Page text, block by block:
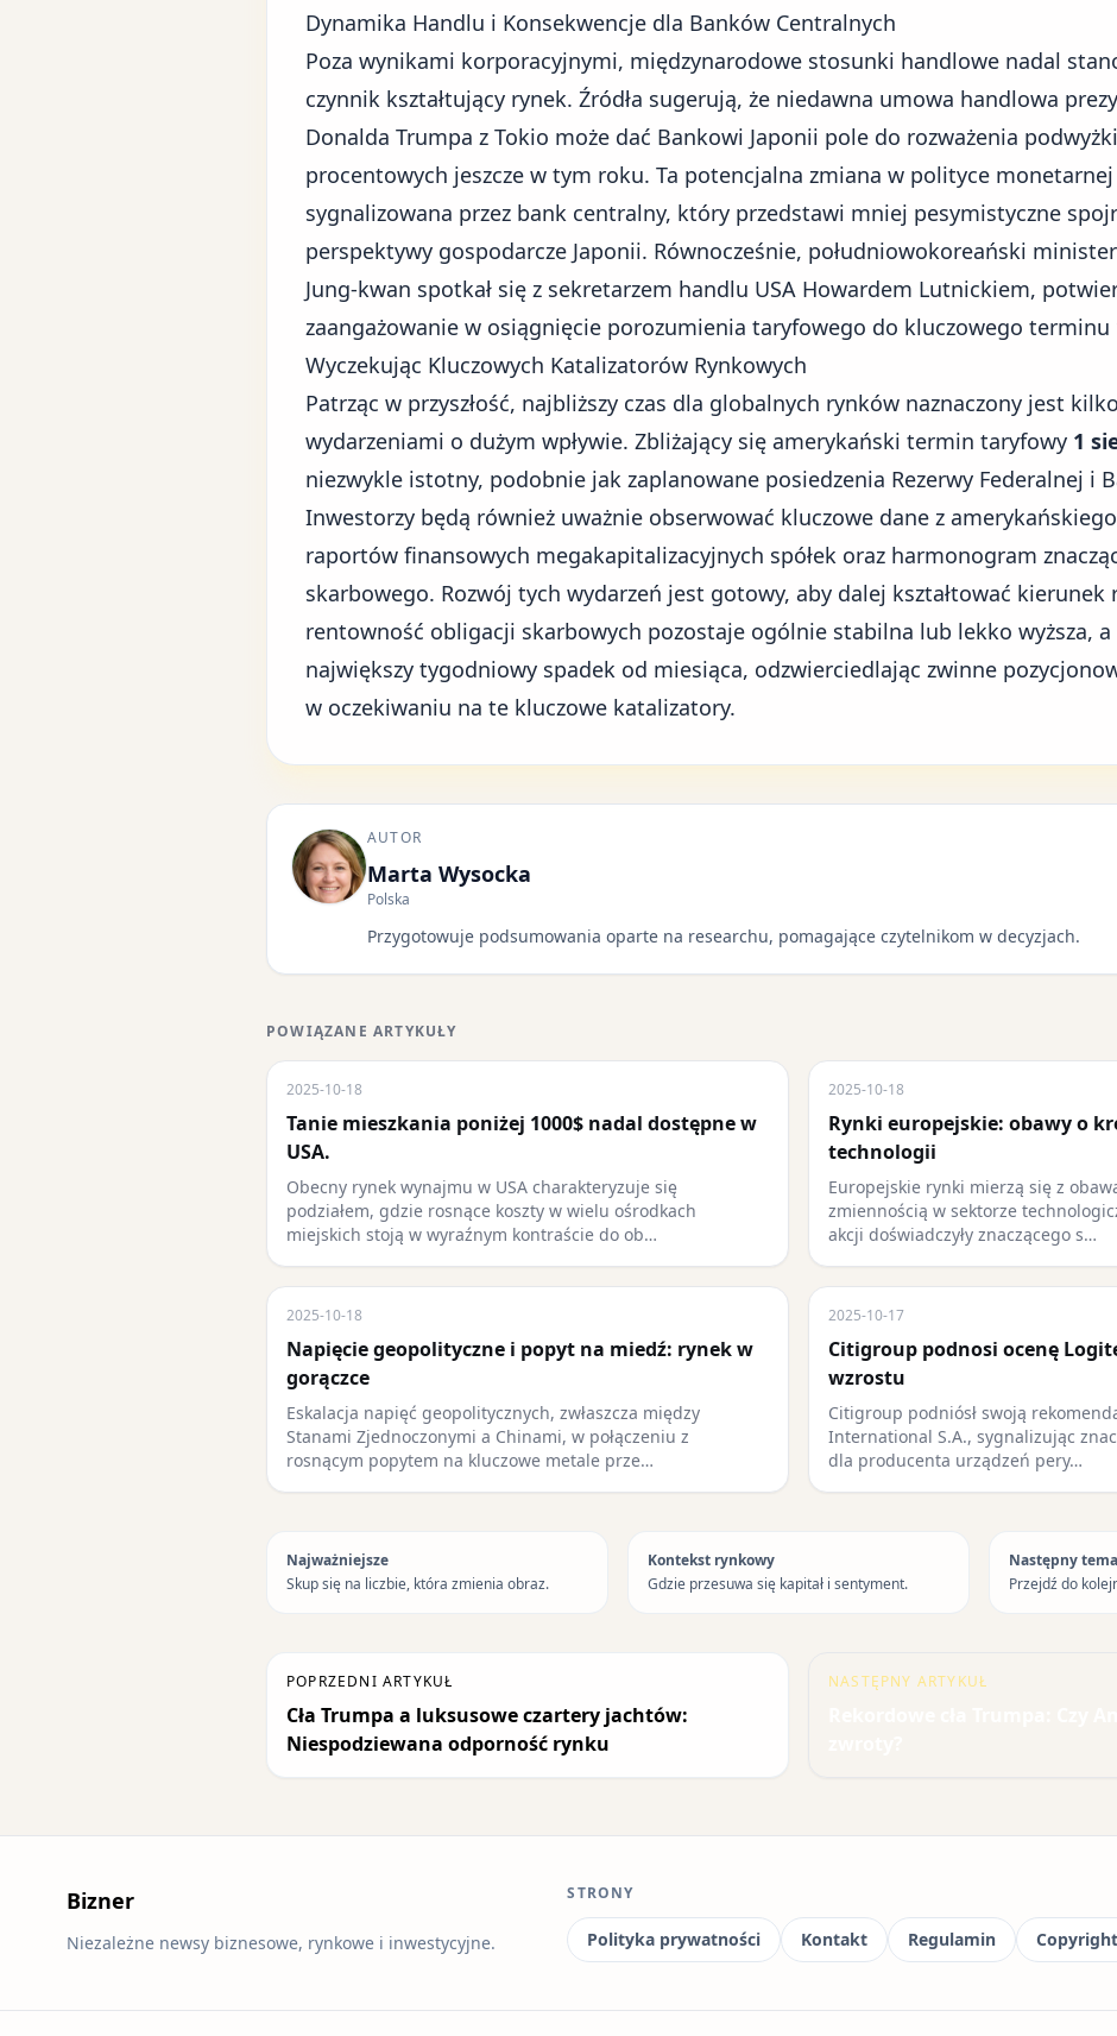
Dynamika Handlu i Konsekwencje dla Banków Centralnych
Poza wynikami korporacyjnymi, międzynarodowe stosunki handlowe nadal
czynnik kształtujący rynek. Źródła sugerują, że niedawna umowa handlowa
Donalda Trumpa z Tokio może dać Bankowi Japonii pole do rozważenia
procentowych jeszcze w tym roku. Ta potencjalna zmiana w polityce
sygnalizowana przez bank centralny, który przedstawi mniej pesymistyczne
perspektywy gospodarcze Japonii. Równocześnie, południowokoreański
Jung-kwan spotkał się z sekretarzem handlu USA Howardem Lutnickiem,
zaangażowanie w osiągnięcie porozumienia taryfowego do kluczowego terminu
Wyczekując Kluczowych Katalizatorów Rynkowych
Patrząc w przyszłość, najbliższy czas dla globalnych rynków naznaczony jest
wydarzeniami o dużym wpływie. Zbliżający się amerykański termin taryfowy 1
niezwykle istotny, podobnie jak zaplanowane posiedzenia Rezerwy Federalnej i
Inwestorzy będą również uważnie obserwować kluczowe dane z
raportów finansowych megakapitalizacyjnych spółek oraz harmonogram
skarbowego. Rozwój tych wydarzeń jest gotowy, aby dalej kształtować kierunek
rentowność obligacji skarbowych pozostaje ogólnie stabilna lub lekko wyższa,
największy tygodniowy spadek od miesiąca, odzwierciedlając zwinne
w oczekiwaniu na te kluczowe katalizatory.
AUTOR
Marta Wysocka
Polska
Przygotowuje podsumowania oparte na researchu, pomagające czytelnikom w decyzjach.
POWIĄZANE ARTYKUŁY
2025-10-18
Tanie mieszkania poniżej 1000$ nadal dostępne w
USA.
Obecny rynek wynajmu w USA charakteryzuje się
podziałem, gdzie rosnące koszty w wielu ośrodkach
miejskich stoją w wyraźnym kontraście do ob…
2025-10-18
Rynki europejskie: obawy o
technologii
Europejskie rynki mierzą się z
zmiennością w sektorze
akcji doświadczyły znaczącego s…
2025-10-18
Napięcie geopolityczne i popyt na miedź: rynek w
gorączce
Eskalacja napięć geopolitycznych, zwłaszcza między
Stanami Zjednoczonymi a Chinami, w połączeniu z
rosnącym popytem na kluczowe metale prze…
2025-10-17
Citigroup podnosi ocenę
wzrostu
Citigroup podniósł swoją
International S.A., sygnalizując
dla producenta urządzeń pery…
Najważniejsze
Skup się na liczbie, która zmienia obraz.
Kontekst rynkowy
Gdzie przesuwa się kapitał i sentyment.
Następny
Przejdź do
POPRZEDNI ARTYKUŁ
Cła Trumpa a luksusowe czartery jachtów:
Niespodziewana odporność rynku
NASTĘPNY ARTYKUŁ
Bizner
Niezależne newsy biznesowe, rynkowe i inwestycyjne.
STRONY
Polityka prywatności Kontakt Regulamin